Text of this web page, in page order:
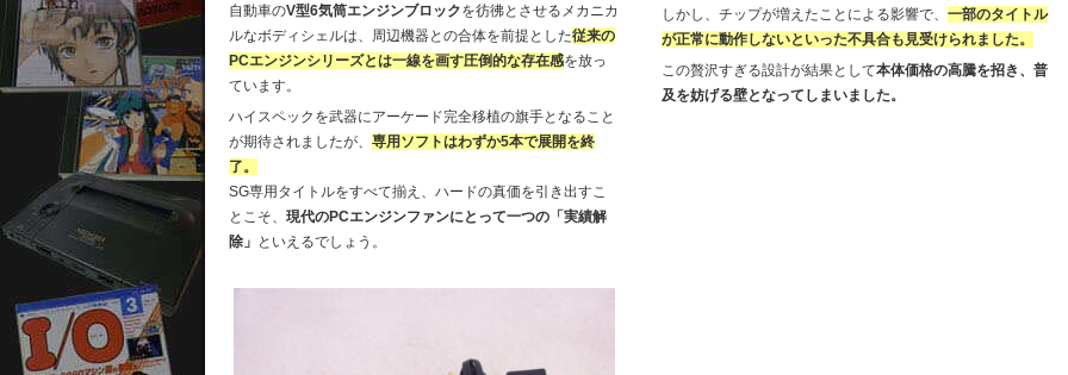
自動車のV型6気筒エンジンブロックを彷彿とさせるメカニカ
ルなボディシェルは、周辺機器との合体を前提とした従来の
PCエンジンシリーズとは一線を画す圧倒的な存在感を放っ
ています。
ハイスペックを武器にアーケード完全移植の旗手となること
が期待されましたが、 専用ソフトはわずか5本で展開を終
了。
SG専用タイトルをすべて揃え、ハードの真価を引き出すこ
とこそ、 現代のPCエンジンファンにとって一つの「実績解
除」 といえるでしょう。
しかし、チップが増えたことによる影響で、 一部のタイトル
が正常に動作しないといった不具合も見受けられました。
この贅沢すぎる設計が結果として本体価格の高騰を招き、普
及を妨げる壁となってしまいました。